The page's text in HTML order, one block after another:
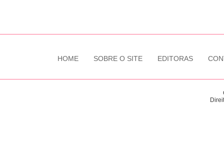
HOME SOBRE O SITE EDITORAS